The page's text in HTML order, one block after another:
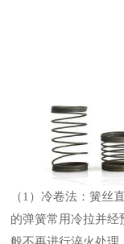
（1）冷卷法：簧丝
的弹簧常用冷拉并经
般不再进行淬火处理